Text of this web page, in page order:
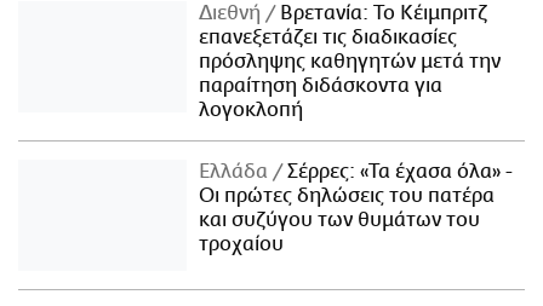
Διεθνή
Βρετανία: Το Κέιμπριτζ
επανεξετάζει τις διαδικασίες
πρόσληψης καθηγητών μετά την
παραίτηση διδάσκοντα για
λογοκλοπή
Ελλάδα
Σέρρες: «Τα έχασα όλα» -
Οι πρώτες δηλώσεις του πατέρα
και συζύγου των θυμάτων του
τροχαίου